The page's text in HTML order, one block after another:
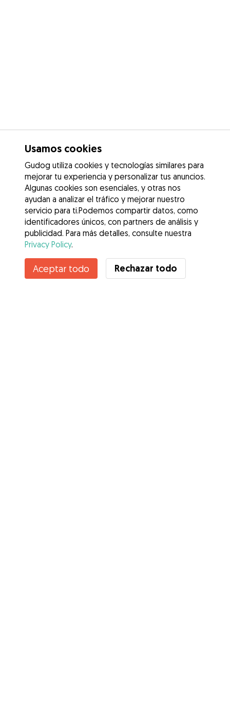
Usamos cookies
Gudog utiliza cookies y tecnologías similares para
mejorar tu experiencia y personalizar tus anuncios.
Algunas cookies son esenciales, y otras nos
ayudan a analizar el tráfico y mejorar nuestro
servicio para ti.Podemos compartir datos, como
identificadores únicos, con partners de análisis y
publicidad. Para más detalles, consulte nuestra
Privacy Policy.
Aceptar todo Rechazar todo